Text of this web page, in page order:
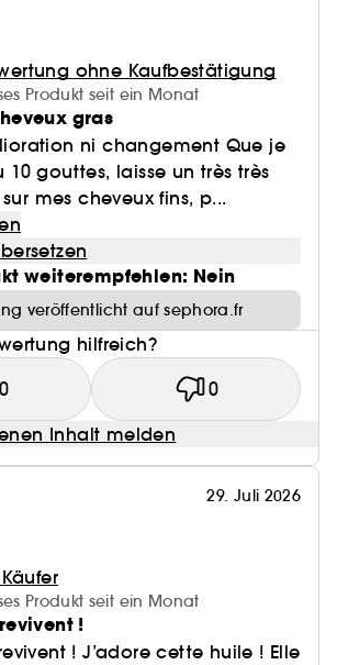
ohne Kaufbestätigung
Produkt seit ein Monat
gras
ni changement Que je
gouttes, laisse un très très
mes cheveux fins, p...
weiterempfehlen: Nein
veröffentlicht auf sephora.fr
hilfreich?
0 0
Inhalt melden
29. Juli 2026
Produkt seit ein Monat
!
! J’adore cette huile ! Elle